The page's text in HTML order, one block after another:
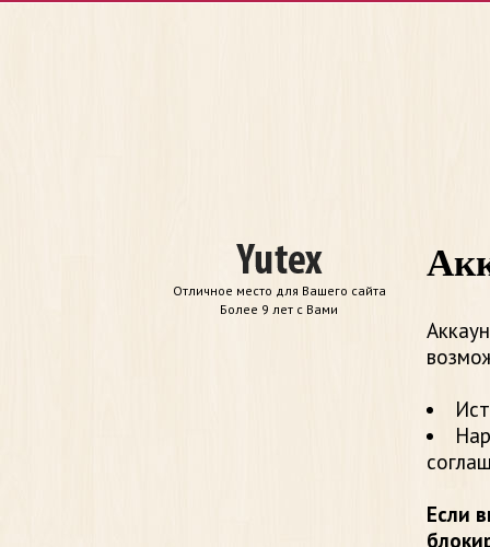
Отличное место для Вашего сайта
Более 9 лет с Вами
Если